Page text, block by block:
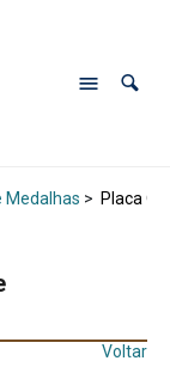
Medalhas > Placa
Voltar